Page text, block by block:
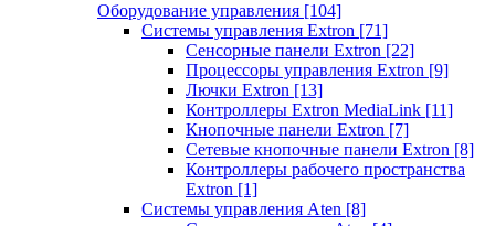
Оборудование управления [104]
Системы управления Extron [71]
Сенсорные панели Extron [22]
Процессоры управления Extron [9]
Лючки Extron [13]
Контроллеры Extron MediaLink [11]
Кнопочные панели Extron [7]
Сетевые кнопочные панели Extron [8]
Контроллеры рабочего пространства
Extron [1]
Системы управления Aten [8]